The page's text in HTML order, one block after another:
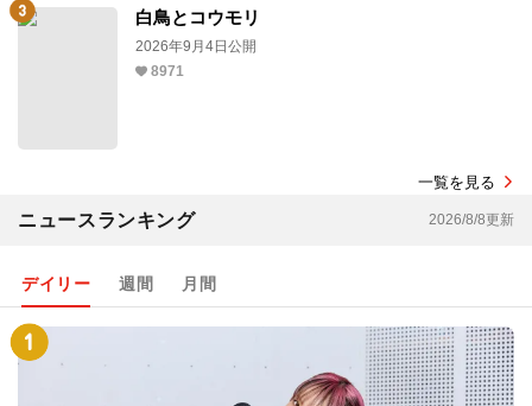
白鳥とコウモリ
2026年9月4日公開
8971
一覧を見る
ニュースランキング 2026/8/8更新
デイリー 週間 月間